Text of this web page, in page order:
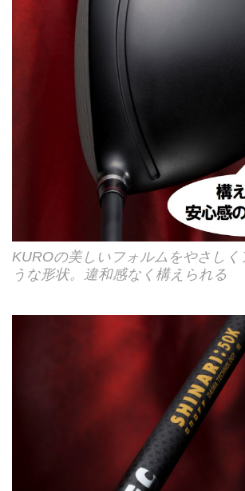
KUROの美しいフォルムをやさしく
うな形状。違和感なく構えられる